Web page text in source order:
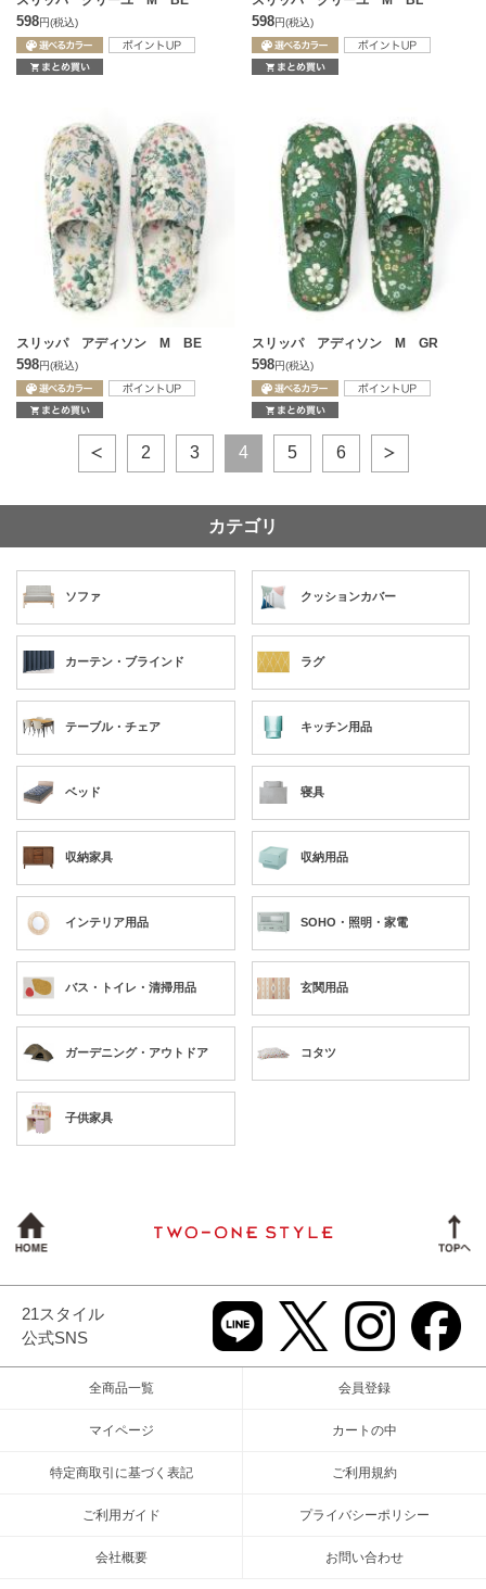
598円(税込) 598円(税込)
スリッパ アディソン M BE
598円(税込)
スリッパ アディソン M GR
598円(税込)
2 3 4 5 6
カテゴリ
ソファ クッションカバー
カーテン・ブラインド ラグ
テーブル・チェア キッチン用品
ベッド 寝具
収納家具 収納用品
インテリア用品 SOHO・照明・家電
バス・トイレ・清掃用品 玄関用品
ガーデニング・アウトドア コタツ
子供家具
21スタイル
公式SNS
全商品一覧 会員登録
マイページ カートの中
特定商取引に基づく表記 ご利用規約
ご利用ガイド プライバシーポリシー
会社概要 お問い合わせ